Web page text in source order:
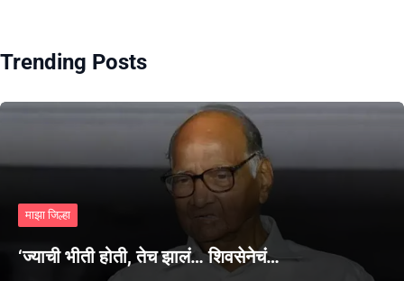
Trending Posts
माझा जिल्हा
‘ज्याची भीती होती, तेच झालं… शिवसेनेचं…